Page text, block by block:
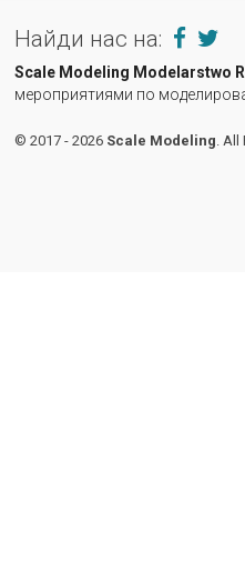
Найди нас на:
Scale Modeling Modelarstwo
мероприятиями по
© 2017 - 2026 Scale Modeling. All